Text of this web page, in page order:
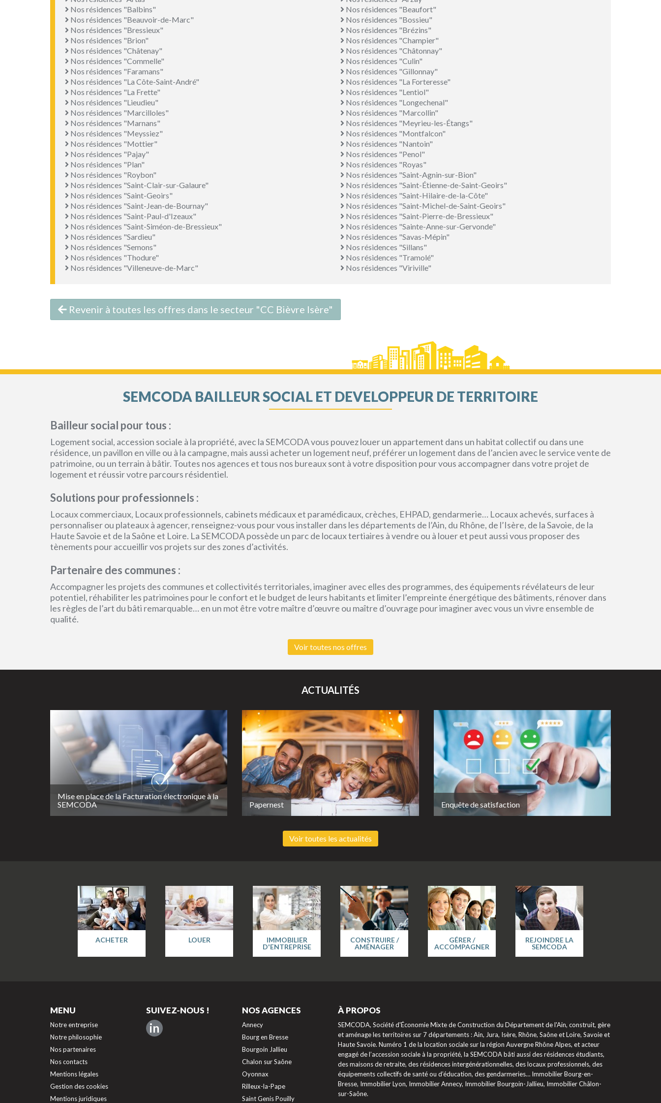
Nos résidences "Balbins"
Nos résidences "Beaufort"
Nos résidences "Beauvoir-de-Marc"
Nos résidences "Bossieu"
Nos résidences "Bressieux"
Nos résidences "Brézins"
Nos résidences "Brion"
Nos résidences "Champier"
Nos résidences "Châtenay"
Nos résidences "Châtonnay"
Nos résidences "Commelle"
Nos résidences "Culin"
Nos résidences "Faramans"
Nos résidences "Gillonnay"
Nos résidences "La Côte-Saint-André"
Nos résidences "La Forteresse"
Nos résidences "La Frette"
Nos résidences "Lentiol"
Nos résidences "Lieudieu"
Nos résidences "Longechenal"
Nos résidences "Marcilloles"
Nos résidences "Marcollin"
Nos résidences "Marnans"
Nos résidences "Meyrieu-les-Étangs"
Nos résidences "Meyssiez"
Nos résidences "Montfalcon"
Nos résidences "Mottier"
Nos résidences "Nantoin"
Nos résidences "Pajay"
Nos résidences "Penol"
Nos résidences "Plan"
Nos résidences "Royas"
Nos résidences "Roybon"
Nos résidences "Saint-Agnin-sur-Bion"
Nos résidences "Saint-Clair-sur-Galaure"
Nos résidences "Saint-Étienne-de-Saint-Geoirs"
Nos résidences "Saint-Geoirs"
Nos résidences "Saint-Hilaire-de-la-Côte"
Nos résidences "Saint-Jean-de-Bournay"
Nos résidences "Saint-Michel-de-Saint-Geoirs"
Nos résidences "Saint-Paul-d'Izeaux"
Nos résidences "Saint-Pierre-de-Bressieux"
Nos résidences "Saint-Siméon-de-Bressieux"
Nos résidences "Sainte-Anne-sur-Gervonde"
Nos résidences "Sardieu"
Nos résidences "Savas-Mépin"
Nos résidences "Semons"
Nos résidences "Sillans"
Nos résidences "Thodure"
Nos résidences "Tramolé"
Nos résidences "Villeneuve-de-Marc"
Nos résidences "Viriville"
Revenir à toutes les offres dans le secteur "CC Bièvre Isère"
SEMCODA BAILLEUR SOCIAL ET DEVELOPPEUR DE TERRITOIRE
Bailleur social pour tous :
Logement social, accession sociale à la propriété, avec la SEMCODA vous pouvez louer un appartement dans un habitat collectif ou dans une
résidence, un pavillon en ville ou à la campagne, mais aussi acheter un logement neuf, préférer un logement dans de l’ancien avec le service vente de
patrimoine, ou un terrain à bâtir. Toutes nos agences et tous nos bureaux sont à votre disposition pour vous accompagner dans votre projet de
logement et réussir votre parcours résidentiel.
Solutions pour professionnels :
Locaux commerciaux, Locaux professionnels, cabinets médicaux et paramédicaux, crèches, EHPAD, gendarmerie… Locaux achevés, surfaces à
personnaliser ou plateaux à agencer, renseignez-vous pour vous installer dans les départements de l’Ain, du Rhône, de l’Isère, de la Savoie, de la
Haute Savoie et de la Saône et Loire. La SEMCODA possède un parc de locaux tertiaires à vendre ou à louer et peut aussi vous proposer des
tènements pour accueillir vos projets sur des zones d’activités.
Partenaire des communes :
Accompagner les projets des communes et collectivités territoriales, imaginer avec elles des programmes, des équipements révélateurs de leur
potentiel, réhabiliter les patrimoines pour le confort et le budget de leurs habitants et limiter l’empreinte énergétique des bâtiments, rénover dans
les règles de l’art du bâti remarquable… en un mot être votre maître d’œuvre ou maître d’ouvrage pour imaginer avec vous un vivre ensemble de
qualité.
Voir toutes nos offres
ACTUALITÉS
Mise en place de la Facturation électronique à la
SEMCODA
Papernest Enquête de satisfaction
Voir toutes les actualités
ACHETER LOUER
IMMOBILIER
D'ENTREPRISE
CONSTRUIRE /
AMÉNAGER
GÉRER /
ACCOMPAGNER
REJOINDRE LA
SEMCODA
MENU
Notre entreprise
Notre philosophie
Nos partenaires
Nos contacts
Mentions légales
Gestion des cookies
Mentions juridiques
SUIVEZ-NOUS !
in
NOS AGENCES
Annecy
Bourg en Bresse
Bourgoin Jallieu
Chalon sur Saône
Oyonnax
Rilleux-la-Pape
Saint Genis Pouilly
À PROPOS
SEMCODA, Société d'Économie Mixte de Construction du Département de l'Ain, construit, gère
et aménage les territoires sur 7 départements : Ain, Jura, Isère, Rhône, Saône et Loire, Savoie et
Haute Savoie. Numéro 1 de la location sociale sur la région Auvergne Rhône Alpes, et acteur
engagé de l’accession sociale à la propriété, la SEMCODA bâti aussi des résidences étudiants,
des maisons de retraite, des résidences intergénérationnelles, des locaux professionnels, des
équipements collectifs de santé ou d’éducation, des gendarmeries… Immobilier Bourg-en-
Bresse, Immobilier Lyon, Immobilier Annecy, Immobilier Bourgoin-Jallieu, Immobilier Châlon-
sur-Saône.